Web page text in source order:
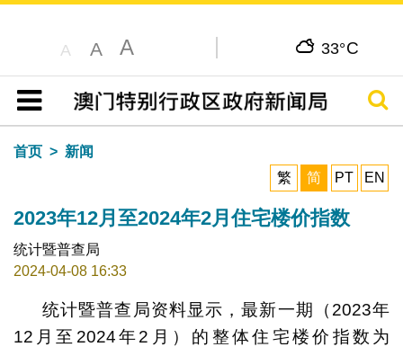
A A A 33°C
目录
搜寻
首页
新闻
繁
简 PT EN
2023年12月至2024年2月住宅楼价指数
统计暨普查局
2024-04-08 16:33
统计暨普查局资料显示，最新一期（2023年
12月至2024年2月）的整体住宅楼价指数为